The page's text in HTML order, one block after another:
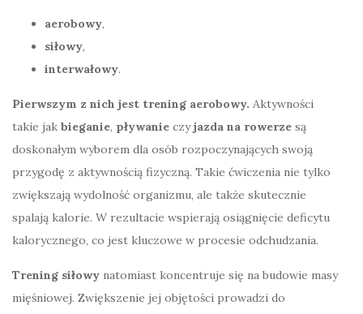
aerobowy,
siłowy,
interwałowy.
Pierwszym z nich jest trening aerobowy. Aktywności
takie jak bieganie, pływanie czyjazda na rowerze są
doskonałym wyborem dla osób rozpoczynających swoją
przygodę z aktywnością fizyczną. Takie ćwiczenia nie tylko
zwiększają wydolność organizmu, ale także skutecznie
spalają kalorie. W rezultacie wspierają osiągnięcie deficytu
kalorycznego, co jest kluczowe w procesie odchudzania.
Trening siłowy natomiast koncentruje się na budowie masy
mięśniowej. Zwiększenie jej objętości prowadzi do